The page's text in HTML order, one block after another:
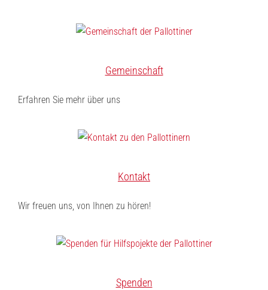
Gemeinschaft
Erfahren Sie mehr über uns
Kontakt
Wir freuen uns, von Ihnen zu hören!
Spenden